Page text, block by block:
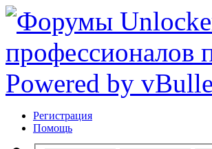
Регистрация
Помощь